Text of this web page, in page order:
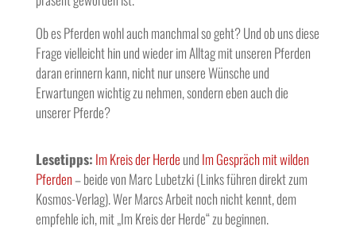
Ob es Pferden wohl auch manchmal so geht? Und ob uns diese
Frage vielleicht hin und wieder im Alltag mit unseren Pferden
daran erinnern kann, nicht nur unsere Wünsche und
Erwartungen wichtig zu nehmen, sondern eben auch die
unserer Pferde?
Lesetipps: Im Kreis der Herde und Im Gespräch mit wilden
Pferden– beide von Marc Lubetzki (Links führen direkt zum
Kosmos-Verlag). Wer Marcs Arbeit noch nicht kennt, dem
empfehle ich, mit „Im Kreis der Herde“ zu beginnen.